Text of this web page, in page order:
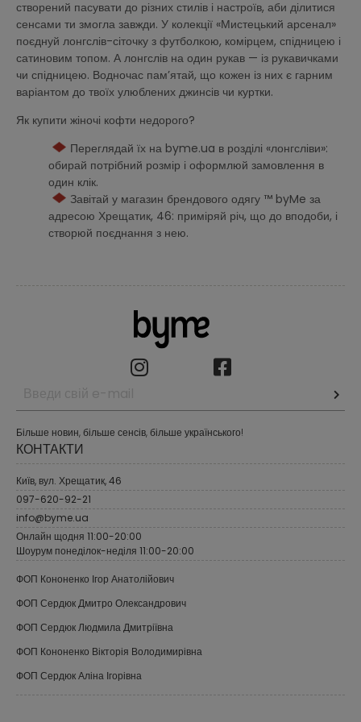
створений пасувати до різних стилів і настроїв, аби ділитися
сенсами ти змогла завжди. У колекції «Мистецький арсенал»
поєднуй лонгслів-сіточку з футболкою, комірцем, спідницею і
сатиновим топом. А лонгслів на один рукав — із рукавичками
чи спідницею. Водночас пам’ятай, що кожен із них є гарним
варіантом до твоїх улюблених джинсів чи куртки.
Як купити жіночі кофти недорого?
Переглядай їх на byme.ua в розділі «лонгсліви»:
обирай потрібний розмір і оформлюй замовлення в
один клік.
Завітай у магазин брендового одягу ™ byMe за
адресою Хрещатик, 46: приміряй річ, що до вподоби, і
створюй поєднання з нею.
Більше новин, більше сенсів, більше українського!
КОНТАКТИ
Київ, вул. Хрещатик, 46
097-620-92-21
info@byme.ua
Онлайн щодня 11:00-20:00
Шоурум понеділок-неділя 11:00-20:00
ФОП Кононенко Ігор Анатолійович
ФОП Сердюк Дмитро Олександрович
ФОП Сердюк Людмила Дмитріївна
ФОП Кононенко Вікторія Володимирівна
ФОП Сердюк Аліна Ігорівна